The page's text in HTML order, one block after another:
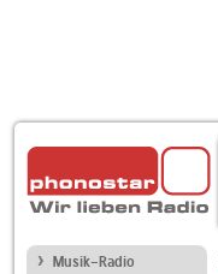
Musik-Radio